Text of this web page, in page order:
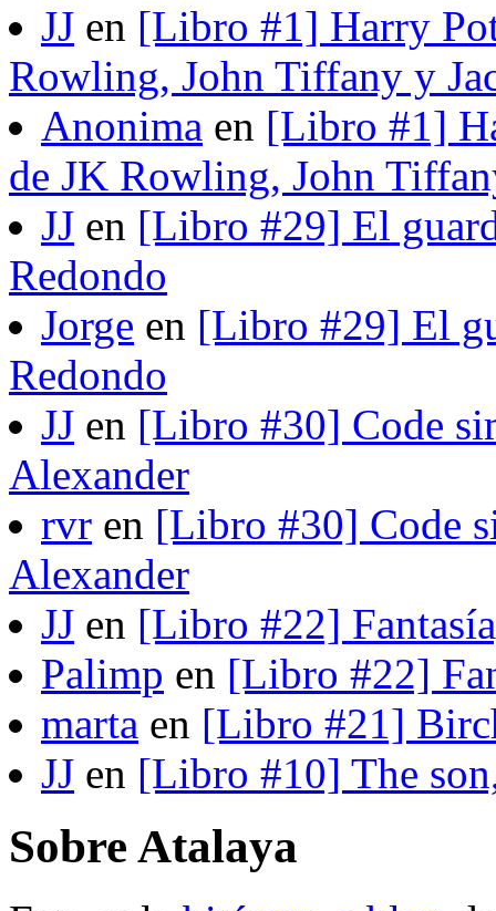
JJ en [Libro #1] Harry
Rowling, John Tiffany y
Anonima en [Libro #1]
de JK Rowling, John
JJ en [Libro #29] El
Redondo
Jorge en [Libro #29] El
Redondo
JJ en [Libro #30] Code
Alexander
rvr en [Libro #30] Code
Alexander
JJ en [Libro #22]
Palimp en [Libro #22]
marta en [Libro #21]
JJ en [Libro #10] The
Sobre Atalaya